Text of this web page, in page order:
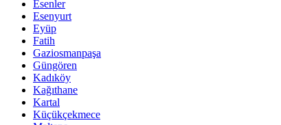
Esenler
Esenyurt
Eyüp
Fatih
Gaziosmanpaşa
Güngören
Kadıköy
Kağıthane
Kartal
Küçükçekmece